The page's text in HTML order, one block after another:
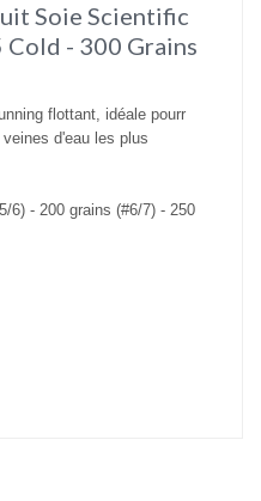
Soie Scientific
Cold - 300 Grains
flottant, idéale pourr
d'eau les plus
6) - 200 grains (#6/7) - 250